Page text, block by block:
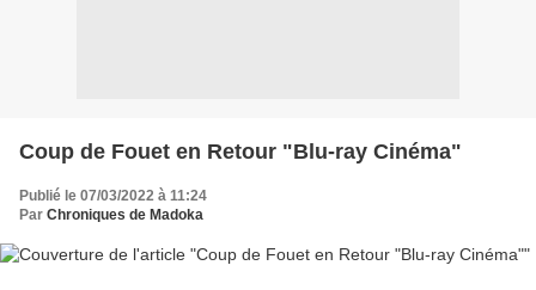
Coup de Fouet en Retour "Blu-ray Cinéma"
Publié le 07/03/2022 à 11:24
Par Chroniques de Madoka